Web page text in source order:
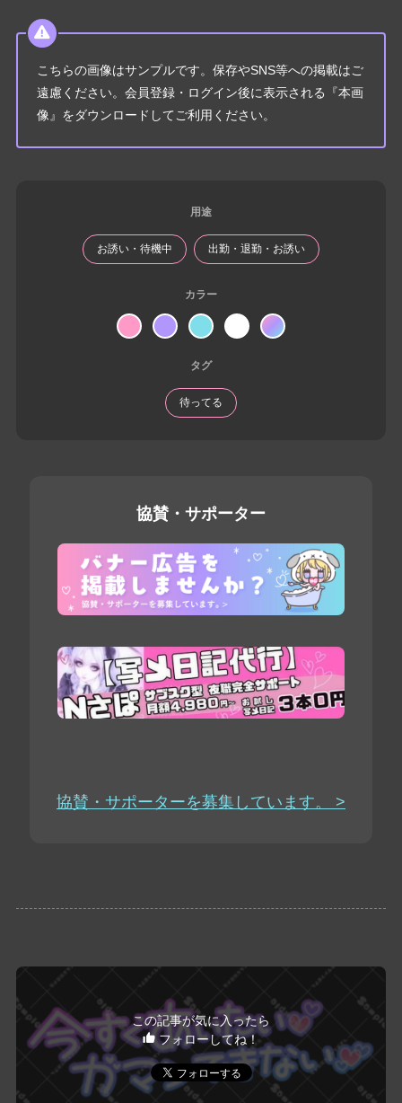
こちらの画像はサンプルです。保存やSNS等への掲載はご
遠慮ください。会員登録・ログイン後に表示される『本画
像』をダウンロードしてご利用ください。
用途
お誘い・待機中 出勤・退勤・お誘い
カラー
タグ
待ってる
協賛・サポーター
協賛・サポーターを募集しています。 >
この記事が気に入ったら
フォローしてね！